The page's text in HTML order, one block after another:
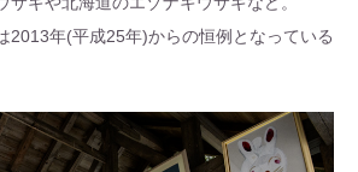
2013年(平成25年)からの恒例となっている